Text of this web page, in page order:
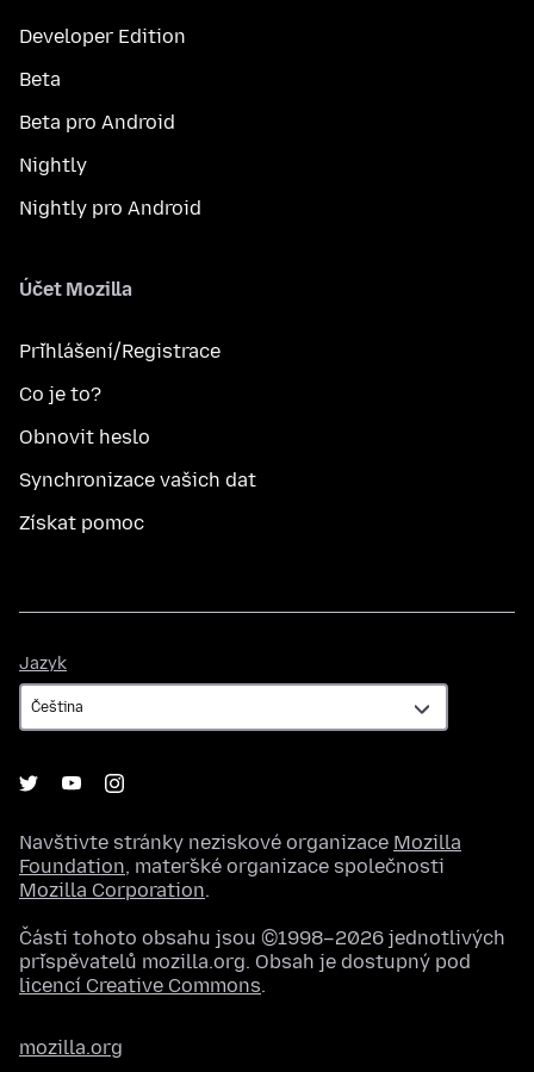
Developer Edition
Beta
Beta pro Android
Nightly
Nightly pro Android
Účet Mozilla
Přihlášení/Registrace
Co je to?
Obnovit heslo
Synchronizace vašich dat
Získat pomoc
Jazyk
Navštivte stránky neziskové organizace Mozilla
Foundation, mateřské organizace společnosti
Mozilla Corporation.
Části tohoto obsahu jsou ©1998–2026 jednotlivých
přispěvatelů mozilla.org. Obsah je dostupný pod
licencí Creative Commons.
mozilla.org